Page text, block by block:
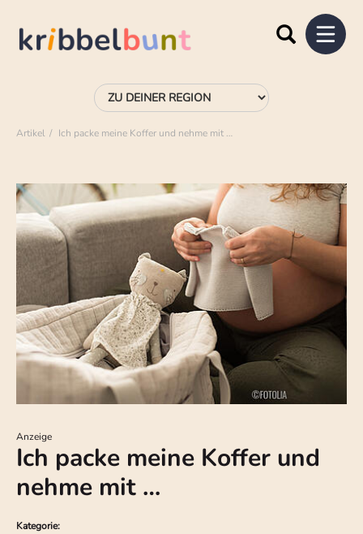
Artikel Ich packe meine Koffer und nehme mit …
Anzeige
Ich packe meine Koffer und
nehme mit …
Kategorie: